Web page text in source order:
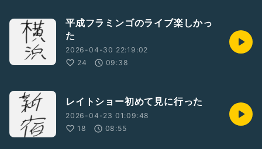
平成フラミンゴのライブ楽しかっ
た
2026-04-30 22:19:02
24
09:38
レイトショー初めて見に行った
2026-04-23 01:09:48
18
08:55